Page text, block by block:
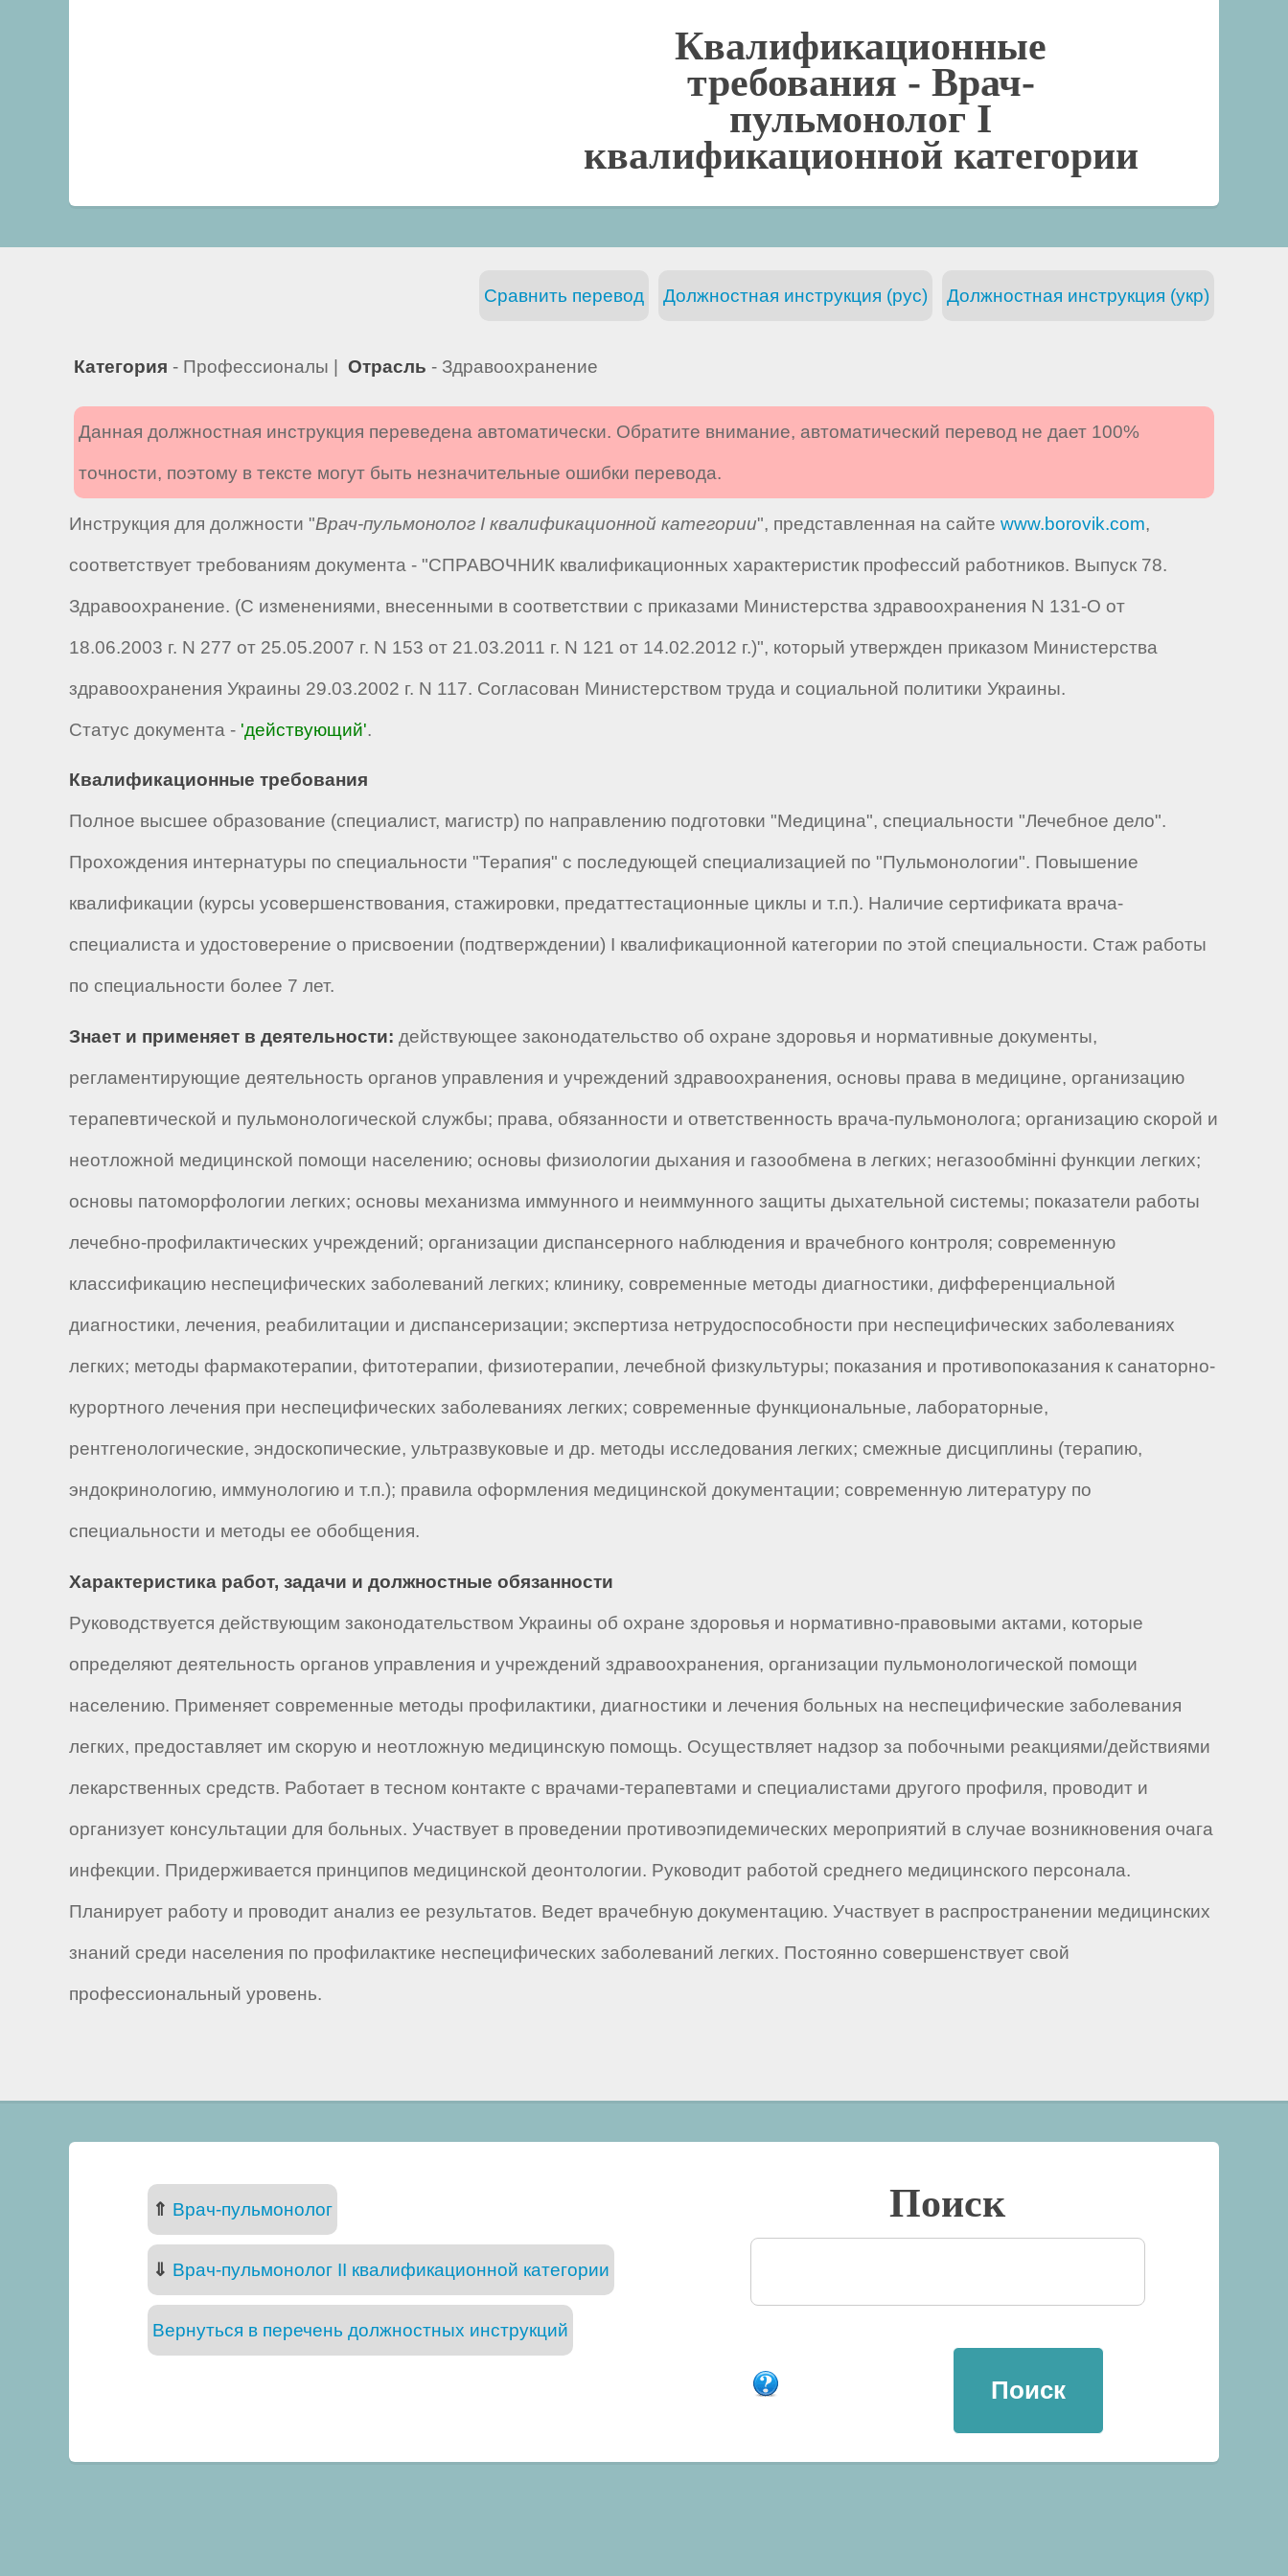
Квалификационные
требования - Врач-
пульмонолог I
квалификационной категории
Должностная инструкция (укр)
Должностная инструкция (рус)
Сравнить перевод
Категория - Профессионалы | Отрасль - Здравоохранение
Данная должностная инструкция переведена автоматически. Обратите внимание, автоматический перевод не дает 100%
точности, поэтому в тексте могут быть незначительные ошибки перевода.
Инструкция для должности "Врач-пульмонолог I квалификационной категории", представленная на сайте www.borovik.com,
соответствует требованиям документа - "СПРАВОЧНИК квалификационных характеристик профессий работников. Выпуск 78.
Здравоохранение. (С изменениями, внесенными в соответствии с приказами Министерства здравоохранения N 131-О от
18.06.2003 г. N 277 от 25.05.2007 г. N 153 от 21.03.2011 г. N 121 от 14.02.2012 г.)", который утвержден приказом Министерства
здравоохранения Украины 29.03.2002 г. N 117. Согласован Министерством труда и социальной политики Украины.
Статус документа - 'действующий'.
Квалификационные требования
Полное высшее образование (специалист, магистр) по направлению подготовки "Медицина", специальности "Лечебное дело".
Прохождения интернатуры по специальности "Терапия" с последующей специализацией по "Пульмонологии". Повышение
квалификации (курсы усовершенствования, стажировки, предаттестационные циклы и т.п.). Наличие сертификата врача-
специалиста и удостоверение о присвоении (подтверждении) I квалификационной категории по этой специальности. Стаж работы
по специальности более 7 лет.
Знает и применяет в деятельности: действующее законодательство об охране здоровья и нормативные документы,
регламентирующие деятельность органов управления и учреждений здравоохранения, основы права в медицине, организацию
терапевтической и пульмонологической службы; права, обязанности и ответственность врача-пульмонолога; организацию скорой и
неотложной медицинской помощи населению; основы физиологии дыхания и газообмена в легких; негазообмінні функции легких;
основы патоморфологии легких; основы механизма иммунного и неиммунного защиты дыхательной системы; показатели работы
лечебно-профилактических учреждений; организации диспансерного наблюдения и врачебного контроля; современную
классификацию неспецифических заболеваний легких; клинику, современные методы диагностики, дифференциальной
диагностики, лечения, реабилитации и диспансеризации; экспертиза нетрудоспособности при неспецифических заболеваниях
легких; методы фармакотерапии, фитотерапии, физиотерапии, лечебной физкультуры; показания и противопоказания к санаторно-
курортного лечения при неспецифических заболеваниях легких; современные функциональные, лабораторные,
рентгенологические, эндоскопические, ультразвуковые и др. методы исследования легких; смежные дисциплины (терапию,
эндокринологию, иммунологию и т.п.); правила оформления медицинской документации; современную литературу по
специальности и методы ее обобщения.
Характеристика работ, задачи и должностные обязанности
Руководствуется действующим законодательством Украины об охране здоровья и нормативно-правовыми актами, которые
определяют деятельность органов управления и учреждений здравоохранения, организации пульмонологической помощи
населению. Применяет современные методы профилактики, диагностики и лечения больных на неспецифические заболевания
легких, предоставляет им скорую и неотложную медицинскую помощь. Осуществляет надзор за побочными реакциями/действиями
лекарственных средств. Работает в тесном контакте с врачами-терапевтами и специалистами другого профиля, проводит и
организует консультации для больных. Участвует в проведении противоэпидемических мероприятий в случае возникновения очага
инфекции. Придерживается принципов медицинской деонтологии. Руководит работой среднего медицинского персонала.
Планирует работу и проводит анализ ее результатов. Ведет врачебную документацию. Участвует в распространении медицинских
знаний среди населения по профилактике неспецифических заболеваний легких. Постоянно совершенствует свой
профессиональный уровень.
⇑ Врач-пульмонолог
⇓ Врач-пульмонолог II квалификационной категории
Вернуться в перечень должностных инструкций
Поиск